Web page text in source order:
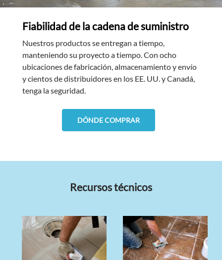
Fiabilidad de la cadena de suministro
Nuestros productos se entregan a tiempo,
manteniendo su proyecto a tiempo. Con ocho
ubicaciones de fabricación, almacenamiento y envío
y cientos de distribuidores en los EE. UU. y Canadá,
tenga la seguridad.
DÓNDE COMPRAR
Recursos técnicos